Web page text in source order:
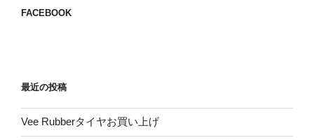
FACEBOOK
最近の投稿
Vee Rubberタイヤお買い上げ